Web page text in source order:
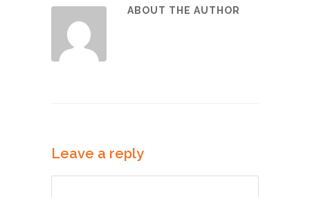
ABOUT THE AUTHOR
Leave a reply